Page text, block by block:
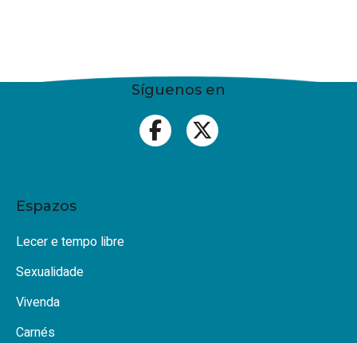
Síguenos en
Espazos
Lecer e tempo libre
Sexualidade
Vivenda
Carnés